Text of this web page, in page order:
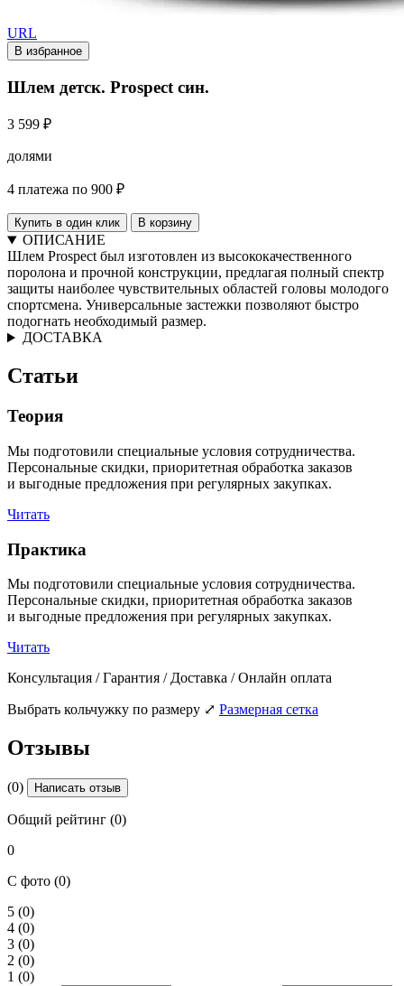
URL
В избранное
Шлем детск. Prospect син.
3 599 ₽
долями
4 платежа по 900 ₽
Купить в один клик В корзину
ОПИСАНИЕ
Шлем Prospect был изготовлен из высококачественного
поролона и прочной конструкции, предлагая полный спектр
защиты наиболее чувствительных областей головы молодого
спортсмена. Универсальные застежки позволяют быстро
подогнать необходимый размер.
ДОСТАВКА
Статьи
Теория
Мы подготовили специальные условия сотрудничества.
Персональные скидки, приоритетная обработка заказов
и выгодные предложения при регулярных закупках.
Читать
Практика
Мы подготовили специальные условия сотрудничества.
Персональные скидки, приоритетная обработка заказов
и выгодные предложения при регулярных закупках.
Читать
Консультация / Гарантия / Доставка / Онлайн оплата
Выбрать кольчужку по размеру ⤢ Размерная сетка
Отзывы
(0) Написать отзыв
Общий рейтинг (0)
0
С фото (0)
5 (0)
4 (0)
3 (0)
2 (0)
1 (0)